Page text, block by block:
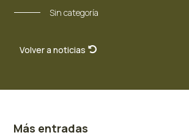
Sin categoría
Volver a noticias
Más entradas